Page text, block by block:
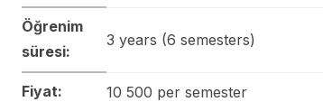
Öğrenim
süresi:
3 years (6 semesters)
Fiyat: 10 500 per semester